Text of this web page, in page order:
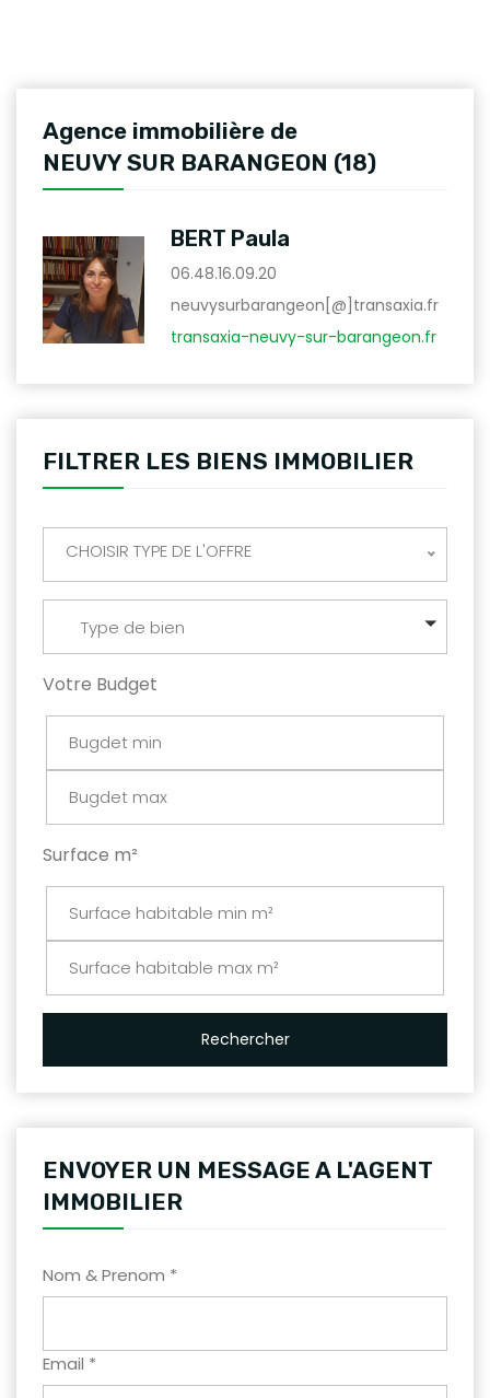
Agence immobilière de
NEUVY SUR BARANGEON (18)
BERT Paula
06.48.16.09.20
neuvysurbarangeon[@]transaxia.fr
transaxia-neuvy-sur-barangeon.fr
FILTRER LES BIENS IMMOBILIER
CHOISIR TYPE DE L'OFFRE
Type de bien
Votre Budget
Surface m²
Rechercher
ENVOYER UN MESSAGE A L'AGENT
IMMOBILIER
Nom & Prenom *
Email *